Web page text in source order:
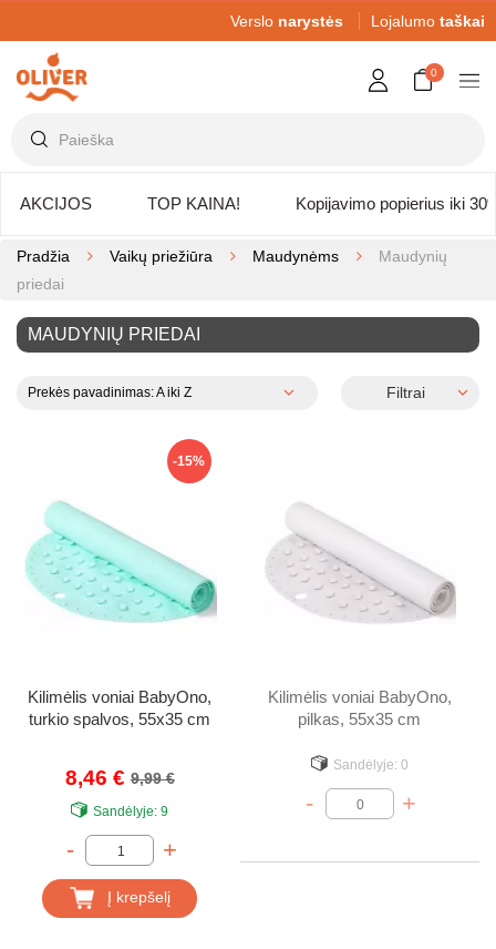
Verslo narystės Lojalumo taškai
0
AKCIJOS TOP KAINA! Kopijavimo popierius iki
Pradžia Vaikų priežiūra Maudynėms
Maudynių
priedai
MAUDYNIŲ PRIEDAI
Prekės pavadinimas: A iki Z Filtrai
-15%
Kilimėlis voniai BabyOno,
turkio spalvos, 55x35 cm
8,46 €9,99 €
Sandėlyje: 9
- +
Į krepšelį
Kilimėlis voniai BabyOno,
pilkas, 55x35 cm
Sandėlyje: 0
- +